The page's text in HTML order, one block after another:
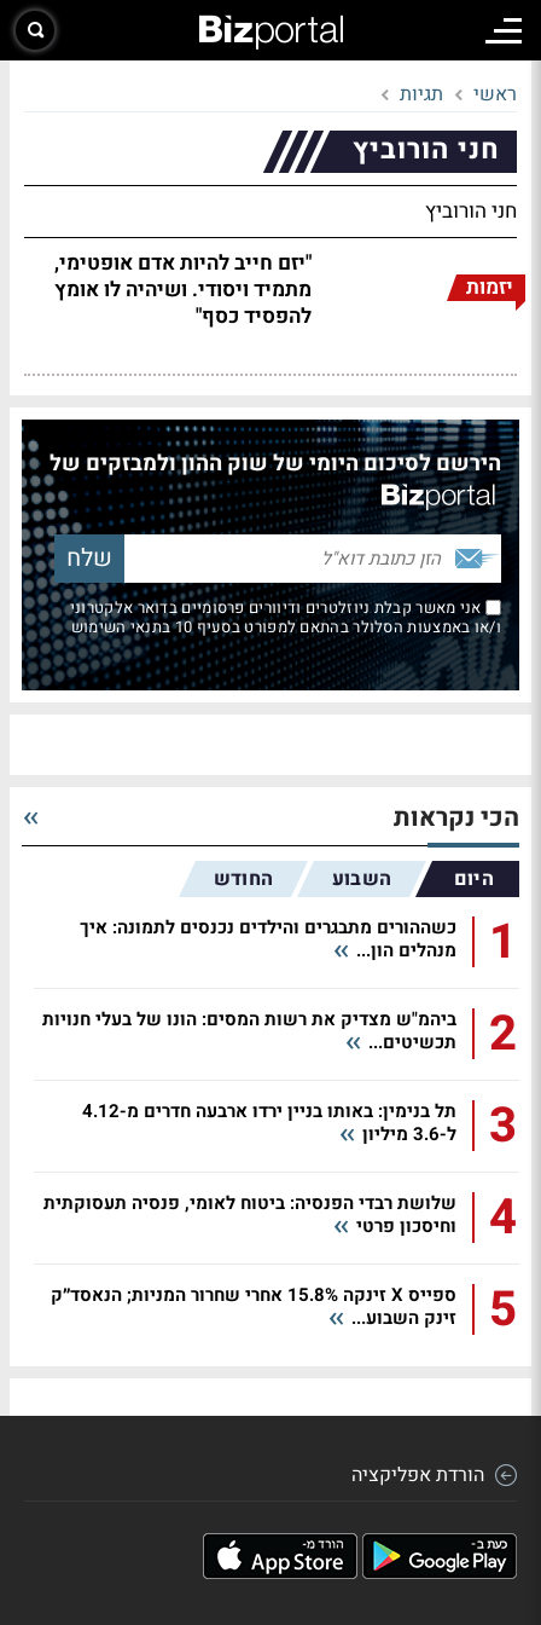
ראשי תגיות
חני הורוביץ
חני הורוביץ
יזמות
"יזם חייב להיות אדם אופטימי,
מתמיד ויסודי. ושיהיה לו אומץ
להפסיד כסף"
הירשם לסיכום היומי של שוק ההון ולמבזקים של
אני מאשר קבלת ניוזלטרים ודיוורים פרסומיים בדואר אלקטרוני
ו/או באמצעות הסלולר בהתאם למפורט בסעיף 10 בתנאי השימוש
הכי נקראות
היום השבוע החודש
1
כשההורים מתבגרים והילדים נכנסים לתמונה: איך
מנהלים הון...
2
ביהמ"ש מצדיק את רשות המסים: הונו של בעלי חנויות
תכשיטים...
3
תל בנימין: באותו בניין ירדו ארבעה חדרים מ-4.12
ל-3.6 מיליון
4
שלושת רבדי הפנסיה: ביטוח לאומי, פנסיה תעסוקתית
וחיסכון פרטי
5
ספייס X זינקה 15.8% אחרי שחרור המניות; הנאסד״ק
זינק השבוע...
הורדת אפליקציה